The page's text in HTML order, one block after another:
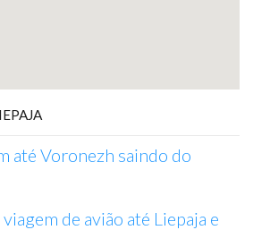
até Voronezh saindo do
de avião até Liepaja e